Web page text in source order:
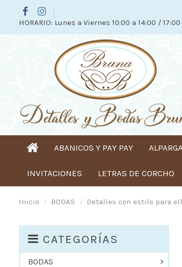
HORARIO: Lunes a Viernes 10:00 a 14:00 /
ABANICOS Y PAY PAY
INVITACIONES LETRAS DE CORCHO
Inicio BODAS Detalles con estilo para
CATEGORÍAS
BODAS